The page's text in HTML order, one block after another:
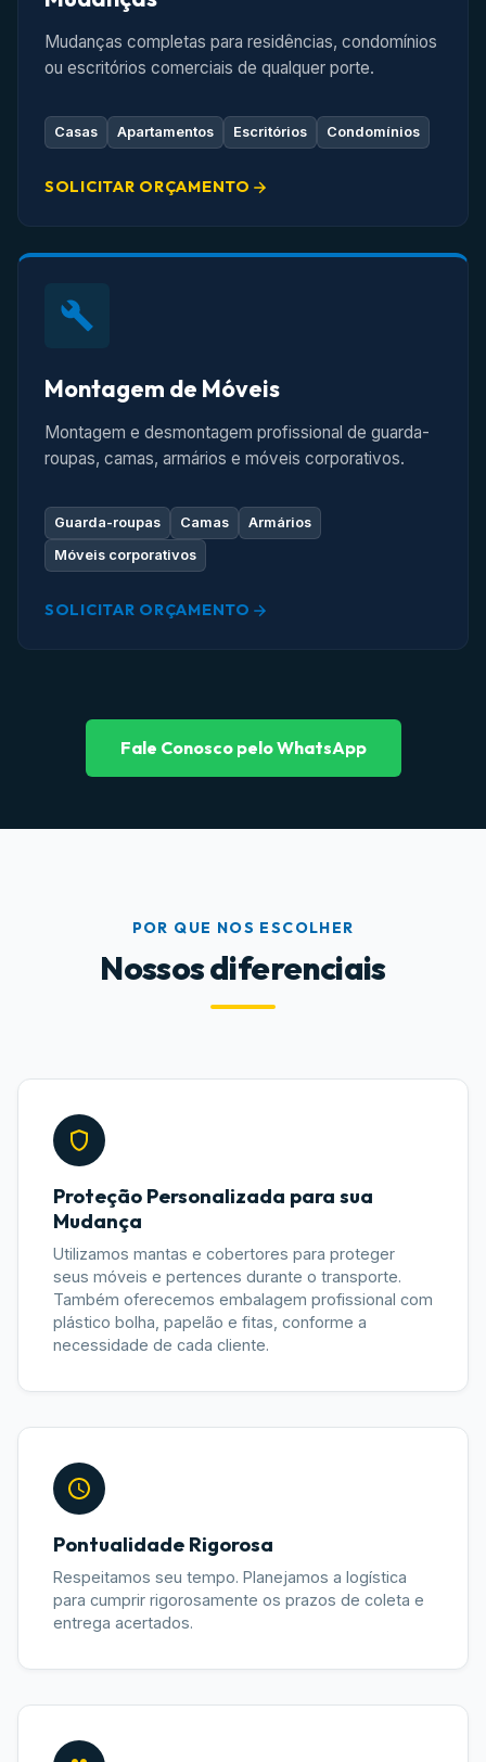
Mudanças completas para residências, condomínios
ou escritórios comerciais de qualquer porte.
Casas Apartamentos Escritórios Condomínios
SOLICITAR ORÇAMENTO
Montagem de Móveis
Montagem e desmontagem profissional de guarda-
roupas, camas, armários e móveis corporativos.
Guarda-roupas Camas
Armários
Móveis corporativos
SOLICITAR ORÇAMENTO
Fale Conosco pelo WhatsApp
POR QUE NOS ESCOLHER
Nossos diferenciais
Proteção Personalizada para sua
Mudança
Utilizamos mantas e cobertores para proteger
seus móveis e pertences durante o transporte.
Também oferecemos embalagem profissional com
plástico bolha, papelão e fitas, conforme a
necessidade de cada cliente.
Pontualidade Rigorosa
Respeitamos seu tempo. Planejamos a logística
para cumprir rigorosamente os prazos de coleta e
entrega acertados.